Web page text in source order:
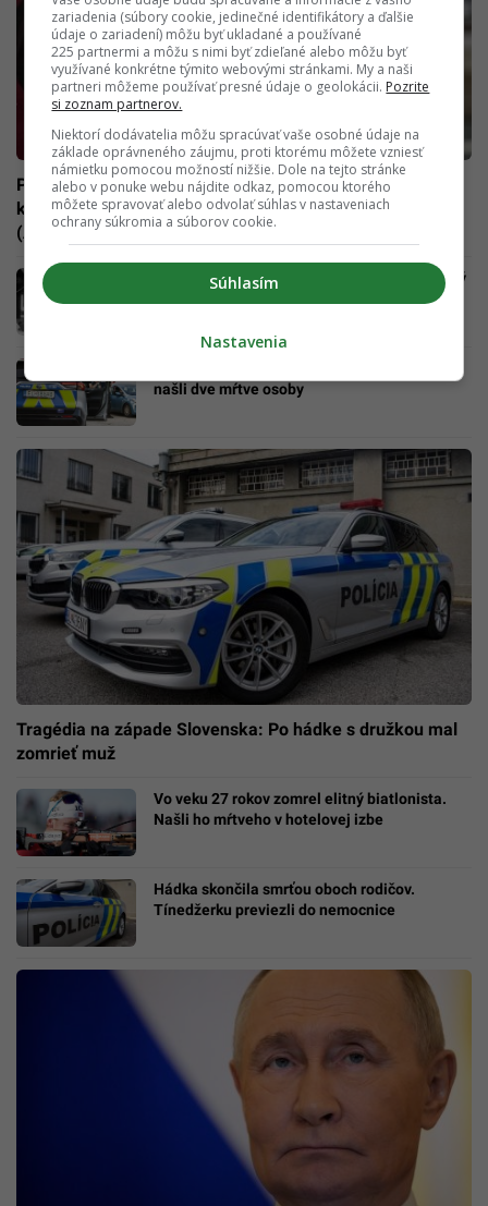
Päť scenárov po smrti Chameneího: Iránsky režim je
konštruovaný tak, aby prežil aj bez najvyššieho vodcu
(ANALÝZA)
Vo veku 83 rokov zomrel významný slovenský
sochár. Okolo jeho diel chodia Slováci denne
našli dve mŕtve osoby
Tragédia na západe Slovenska: Po hádke s družkou mal
zomrieť muž
Vo veku 27 rokov zomrel elitný biatlonista.
Našli ho mŕtveho v hotelovej izbe
Hádka skončila smrťou oboch rodičov.
Tínedžerku previezli do nemocnice
zariadenia (súbory cookie, jedinečné identifikátory a ďalšie
údaje o zariadení) môžu byť ukladané a používané
225 partnermi a môžu s nimi byť zdieľané alebo môžu byť
využívané konkrétne týmito webovými stránkami. My a naši
partneri môžeme používať presné údaje o geolokácii. Pozrite
si zoznam partnerov.
Niektorí dodávatelia môžu spracúvať vaše osobné údaje na
základe oprávneného záujmu, proti ktorému môžete vzniesť
námietku pomocou možností nižšie. Dole na tejto stránke
alebo v ponuke webu nájdite odkaz, pomocou ktorého
môžete spravovať alebo odvolať súhlas v nastaveniach
ochrany súkromia a súborov cookie.
Súhlasím
Nastavenia